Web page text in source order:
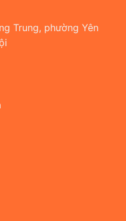
Trung, phường Yên